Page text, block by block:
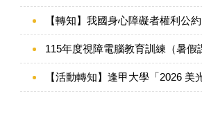
【轉知】我國身心障礙者權利公
115年度視障電腦教育訓練（暑假
【活動轉知】逢甲大學「2026 美